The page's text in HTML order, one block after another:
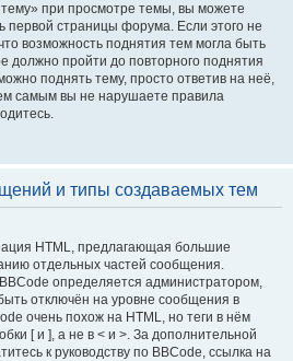
при просмотре темы, вы можете
первой страницы форума. Если этого не
возможность поднятия тем могла быть
должно пройти до повторного поднятия
поднять тему, просто ответив на неё,
самым вы не нарушаете правила
и типы создаваемых тем
HTML, предлагающая большие
отдельных частей сообщения.
определяется администратором,
отключён на уровне сообщения в
очень похож на HTML, но теги в нём
[ и ], а не в < и >. За дополнительной
к руководству по BBCode, ссылка на